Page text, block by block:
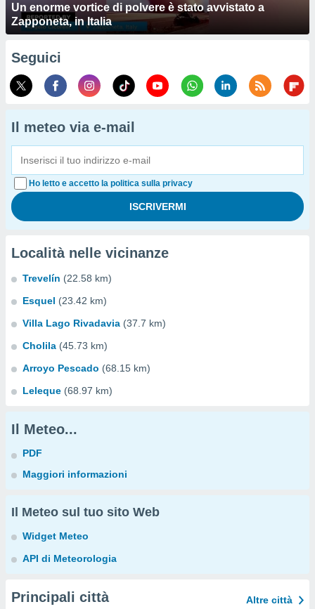
Un enorme vortice di polvere è stato avvistato a
Zapponeta, in Italia
Seguici
Il meteo via e-mail
Ho letto e accetto la politica sulla privacy
Località nelle vicinanze
Trevelín (22.58 km)
Esquel (23.42 km)
Villa Lago Rivadavia (37.7 km)
Cholila (45.73 km)
Arroyo Pescado (68.15 km)
Leleque (68.97 km)
Il Meteo...
PDF
Maggiori informazioni
Il Meteo sul tuo sito Web
Widget Meteo
API di Meteorologia
Principali città Altre città